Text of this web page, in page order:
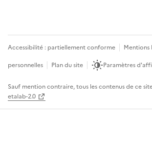
Accessibilité : partiellement conforme Mentions
personnelles
Plan du site Paramètres
Sauf mention contraire, tous les contenus de ce
etalab-2.0